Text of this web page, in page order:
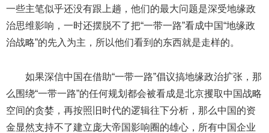
一些主笔似乎还没有跟上趟，他们的最大问题是深受地缘政
治思维影响，一时还摆脱不了把“一带一路”看成中国“地缘政
治战略”的先入为主，所以他们看到的东西就是走样的。
如果深信中国在借助“一带一路”倡议搞地缘政治扩张，那
么围绕“一带一路”的任何规划都会被看成是北京攫取中国战略
空间的贪婪，再按照旧时代的逻辑往下分析，那么中国的资
金显然支持不了建立庞大帝国影响圈的雄心，所有中国企业